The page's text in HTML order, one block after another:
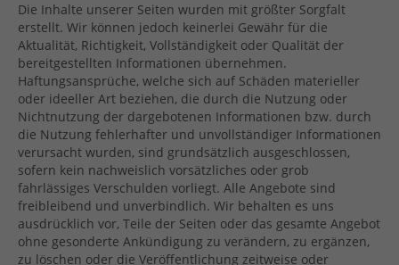
Die Inhalte unserer Seiten wurden mit größter Sorgfalt
erstellt. Wir können jedoch keinerlei Gewähr für die
Aktualität, Richtigkeit, Vollständigkeit oder Qualität der
bereitgestellten Informationen übernehmen.
Haftungsansprüche, welche sich auf Schäden materieller
oder ideeller Art beziehen, die durch die Nutzung oder
Nichtnutzung der dargebotenen Informationen bzw. durch
die Nutzung fehlerhafter und unvollständiger Informationen
verursacht wurden, sind grundsätzlich ausgeschlossen,
sofern kein nachweislich vorsätzliches oder grob
fahrlässiges Verschulden vorliegt. Alle Angebote sind
freibleibend und unverbindlich. Wir behalten es uns
ausdrücklich vor, Teile der Seiten oder das gesamte Angebot
ohne gesonderte Ankündigung zu verändern, zu ergänzen,
zu löschen oder die Veröffentlichung zeitweise oder